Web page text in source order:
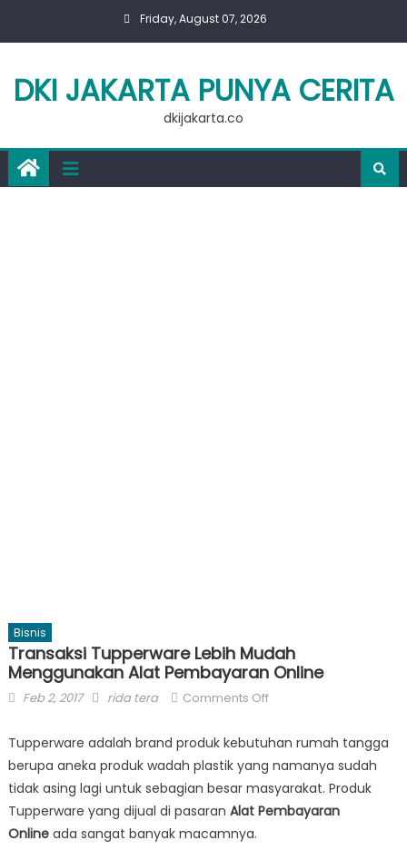
Friday, August 07, 2026
DKI JAKARTA PUNYA CERITA
dkijakarta.co
Bisnis
Transaksi Tupperware Lebih Mudah
Menggunakan Alat Pembayaran Online
Posted
Feb 2, 2017 Author
rida tera Comments Offon
Tupperware
Lebih
Mudah
Menggunakan
Alat
Tupperware adalah brand produk kebutuhan rumah tangga
berupa aneka produk wadah plastik yang namanya sudah
tidak asing lagi untuk sebagian besar masyarakat. Produk
Tupperware yang dijual di pasaran Alat Pembayaran
Onlineada sangat banyak macamnya.